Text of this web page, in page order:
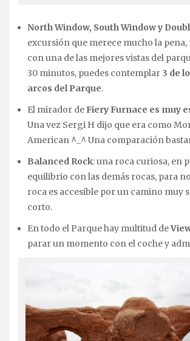
North Window, South Window y
excursión que merece mucho la pena,
con una de las mejores vistas del
30 minutos, puedes contemplar 3 de
arcos del Parque.
El mirador de Fiery Furnace es muy
Una vez Sergi H dijo que era como
American ^_^ Una comparación
Balanced Rock: una roca curiosa, en
equilibrio con las demás rocas, para
roca es accesible por un camino muy
corto.
En todo el Parque hay multitud de
parar un momento con el coche y